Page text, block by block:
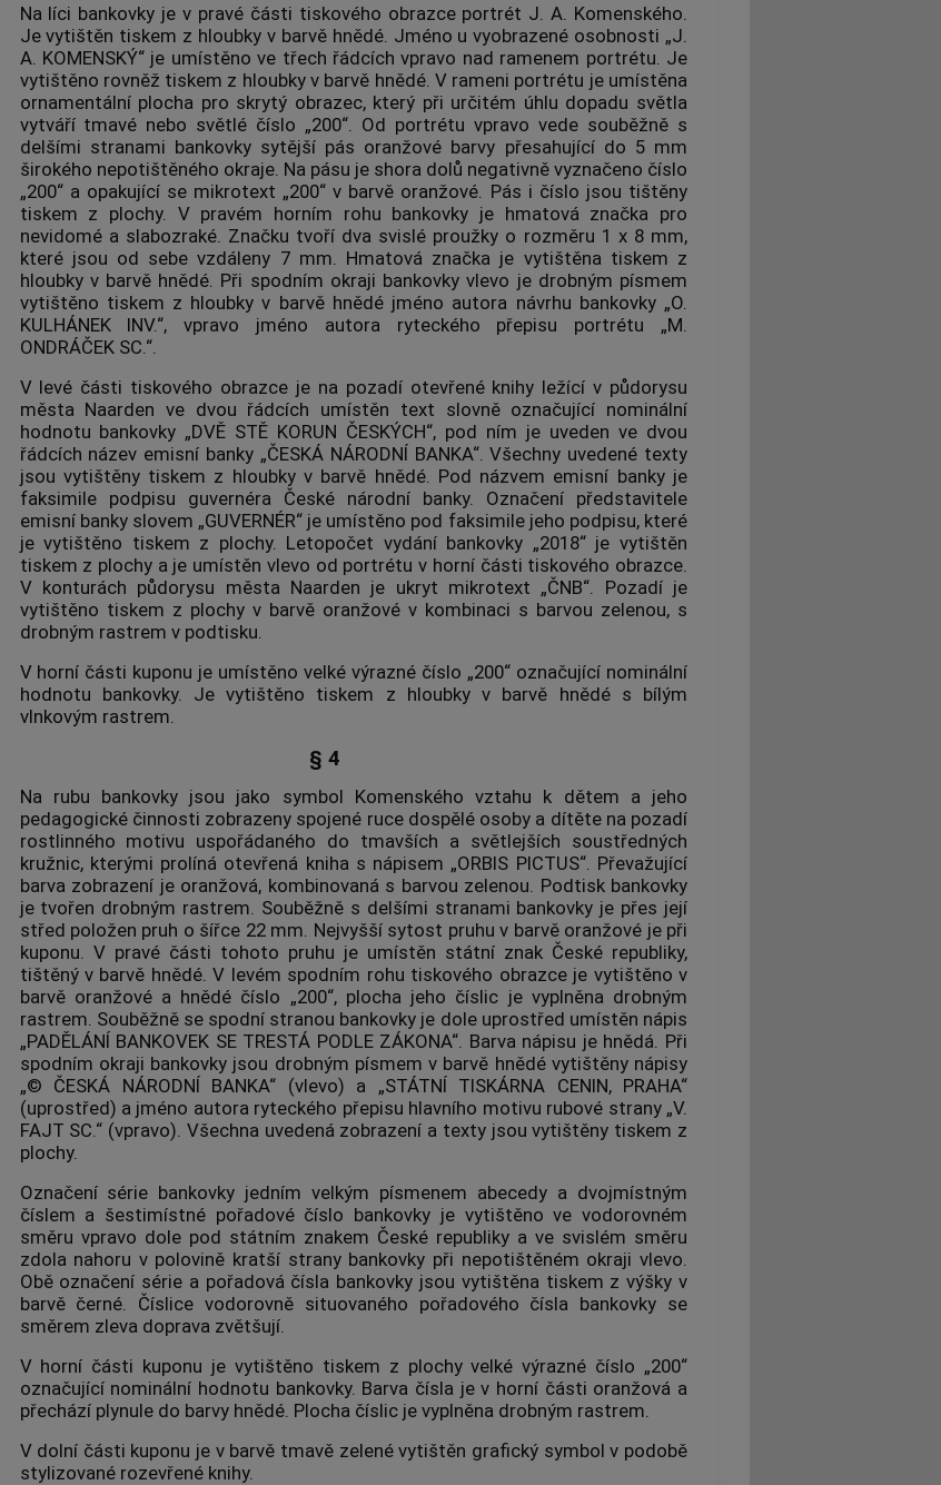
Na líci bankovky je v pravé části tiskového obrazce portrét J. A. Komenského.
Je vytištěn tiskem z hloubky v barvě hnědé. Jméno u vyobrazené osobnosti „J.
A. KOMENSKÝ“ je umístěno ve třech řádcích vpravo nad ramenem portrétu. Je
vytištěno rovněž tiskem z hloubky v barvě hnědé. V rameni portrétu je umístěna
ornamentální plocha pro skrytý obrazec, který při určitém úhlu dopadu světla
vytváří tmavé nebo světlé číslo „200“. Od portrétu vpravo vede souběžně s
delšími stranami bankovky sytější pás oranžové barvy přesahující do 5 mm
širokého nepotištěného okraje. Na pásu je shora dolů negativně vyznačeno číslo
„200“ a opakující se mikrotext „200“ v barvě oranžové. Pás i číslo jsou tištěny
tiskem z plochy. V pravém horním rohu bankovky je hmatová značka pro
nevidomé a slabozraké. Značku tvoří dva svislé proužky o rozměru 1 x 8 mm,
které jsou od sebe vzdáleny 7 mm. Hmatová značka je vytištěna tiskem z
hloubky v barvě hnědé. Při spodním okraji bankovky vlevo je drobným písmem
vytištěno tiskem z hloubky v barvě hnědé jméno autora návrhu bankovky „O.
KULHÁNEK INV.“, vpravo jméno autora ryteckého přepisu portrétu „M.
ONDRÁČEK SC.“.
V levé části tiskového obrazce je na pozadí otevřené knihy ležící v půdorysu
města Naarden ve dvou řádcích umístěn text slovně označující nominální
hodnotu bankovky „DVĚ STĚ KORUN ČESKÝCH“, pod ním je uveden ve dvou
řádcích název emisní banky „ČESKÁ NÁRODNÍ BANKA“. Všechny uvedené texty
jsou vytištěny tiskem z hloubky v barvě hnědé. Pod názvem emisní bankyje
faksimile podpisu guvernéra České národní banky. Označení představitele
emisní bankyslovem „GUVERNÉR“ je umístěno pod faksimile jeho podpisu, které
je vytištěno tiskem z plochy. Letopočet vydání bankovky „2018“ je vytištěn
tiskem z plochy a je umístěn vlevo od portrétu v horní části tiskového obrazce.
V konturách půdorysu města Naarden je ukryt mikrotext „ČNB“. Pozadí je
vytištěno tiskem z plochy v barvě oranžové v kombinaci s barvou zelenou, s
drobným rastrem v podtisku.
V horní části kuponu je umístěno velké výrazné číslo „200“ označující nominální
hodnotu bankovky. Je vytištěno tiskem z hloubky v barvě hnědé s bílým
vlnkovým rastrem.
§ 4
Na rubu bankovky jsou jako symbol Komenského vztahu k dětem a jeho
pedagogické činnosti zobrazeny spojené ruce dospělé osoby a dítěte na pozadí
rostlinného motivu uspořádaného do tmavších a světlejších soustředných
kružnic, kterými prolíná otevřená kniha s nápisem „ORBIS PICTUS“. Převažující
barva zobrazení je oranžová, kombinovaná s barvou zelenou. Podtisk bankovky
je tvořen drobným rastrem. Souběžně s delšími stranami bankovky je přes její
střed položen pruh o šířce 22 mm. Nejvyšší sytost pruhu v barvě oranžové je při
kuponu. V pravé části tohoto pruhu je umístěn státní znak České republiky,
tištěný v barvě hnědé. V levém spodním rohu tiskového obrazce je vytištěno v
barvě oranžové a hnědé číslo „200“, plocha jeho číslic je vyplněna drobným
rastrem. Souběžně se spodní stranou bankovky je dole uprostřed umístěn nápis
„PADĚLÁNÍ BANKOVEK SE TRESTÁ PODLE ZÁKONA“. Barva nápisu je hnědá. Při
spodním okraji bankovky jsou drobným písmem v barvě hnědé vytištěny nápisy
„© ČESKÁ NÁRODNÍ BANKA“ (vlevo) a „STÁTNÍ TISKÁRNA CENIN, PRAHA“
(uprostřed) a jméno autora ryteckého přepisu hlavního motivu rubové strany „V.
FAJT SC.“ (vpravo). Všechna uvedená zobrazení a texty jsou vytištěny tiskem z
plochy.
Označení série bankovky jedním velkým písmenem abecedy a dvojmístným
číslem a šestimístné pořadové číslo bankovky je vytištěno ve vodorovném
směru vpravo dole pod státním znakem České republiky a ve svislém směru
zdola nahoru v polovině kratší strany bankovky při nepotištěném okraji vlevo.
Obě označení série a pořadová čísla bankovky jsou vytištěna tiskem z výšky v
barvě černé. Číslice vodorovně situovaného pořadového čísla bankovky se
směrem zleva doprava zvětšují.
V horní části kuponu je vytištěno tiskem z plochy velké výrazné číslo „200“
označující nominální hodnotu bankovky. Barva čísla je v horní části oranžová a
přechází plynule do barvy hnědé. Plocha číslic je vyplněna drobným rastrem.
V dolní části kuponu je v barvě tmavě zelené vytištěn grafický symbol v podobě
stylizované rozevřené knihy.